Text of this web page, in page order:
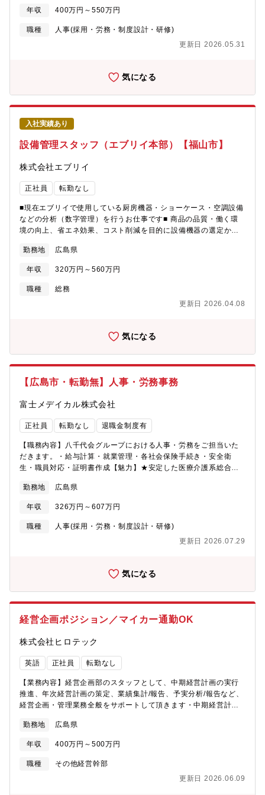
研修フォロー●社内研修体系の設計、構築●従業員の働きやすさを
実現する社内諸制度の見直し企画、導入 など【募集背景】従来
は採用人事と能力開発に関わる業務については、専門の担当者を
源の一つにあたる「人に関わる業務」を司る管理職候補を募集い
年収 400万円～550万円
職種
人事(採用・労務・制度設計・研修)
更新日 2026.05.31
気になる
入社実績あり
設備管理スタッフ（エブリイ本部）【福山市】
株式会社エブリイ
正社員 転勤なし
■現在エブリイで使用している厨房機器・ショーケース・空調設備
などの分析（数字管理）を行うお仕事です■ 商品の品質・働く環
境の向上、省エネ効果、コスト削減を目的に設備機器の選定から
します。 お客様により美味しいものをご提供し、店舗スタッフが
イキイキと働ける環境を作っていきましょう。
勤務地 広島県
年収 320万円～560万円
職種
総務
更新日 2026.04.08
気になる
【広島市・転勤無】人事・労務事務
富士メデイカル株式会社
正社員 転勤なし 退職金制度有
【職務内容】八千代会グループにおける人事・労務をご担当いた
だきます。・給与計算・就業管理・各社会保険手続き・安全衛
生・職員対応・証明書作成【魅力】★安定した医療介護系総合企
補助、院内保育利用可能、保育園利用料の補助など、福利厚生充
実しています。★少数精鋭で一人ひとりの裁量が大きく、意思決
定・動きのスピードの速さを体感していただけます。【募集背
景】欠員補充【組織構成】4名（男性2名、女性2名）
勤務地 広島県
年収 326万円～607万円
職種
人事(採用・労務・制度設計・研修)
更新日 2026.07.29
気になる
経営企画ポジション／マイカー通勤OK
株式会社ヒロテック
英語 正社員 転勤なし
【業務内容】経営企画部のスタッフとして、中期経営計画の実行
推進、年次経営計画の策定、業績集計/報告、予実分析/報告など、
経営企画・管理業務全般をサポートして頂きます・中期経営計
業性評価・経営課題に対する改善計画の立案及び推進・経営会議
等各種会議体の運営・経営に関わる部門横断的な特命事項への対
応※海外グループ企業を含めた経営企画・管理業務になります
【募集背景】組織強化による増員 【組織構成】【男女比】 【男
勤務地 広島県
年収 400万円～500万円
職種
その他経営幹部
更新日 2026.06.09